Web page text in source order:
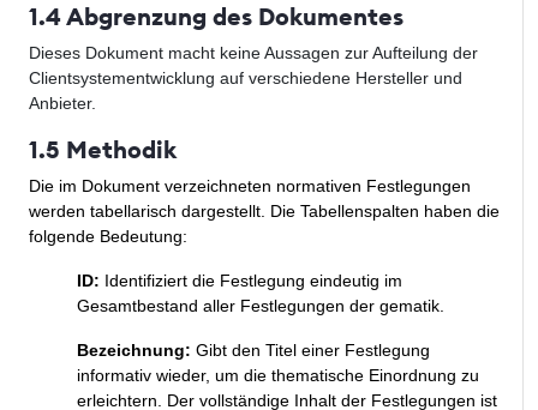
1.4 Abgrenzung des Dokumentes
Dieses Dokument macht keine Aussagen zur Aufteilung der
Clientsystementwicklung auf verschiedene Hersteller und
Anbieter.
1.5 Methodik
Die im Dokument verzeichneten normativen Festlegungen
werden tabellarisch dargestellt. Die Tabellenspalten haben die
folgende Bedeutung:
ID: Identifiziert die Festlegung eindeutig im
Gesamtbestand aller Festlegungen der gematik.
Bezeichnung: Gibt den Titel einer Festlegung
informativ wieder, um die thematische Einordnung zu
erleichtern. Der vollständige Inhalt der Festlegungen ist